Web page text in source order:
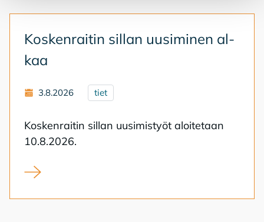
Kos­ken­rai­tin sil­lan uusi­mi­nen al­
kaa
3.8.2026 tiet
Kos­ken­rai­tin sil­lan uusi­mis­työt aloi­te­taan
10.8.2026.
Koskenraitin sillan uusiminen alkaa